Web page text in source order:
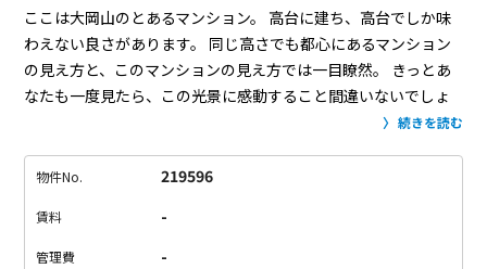
ここは大岡山のとあるマンション。
高台に建ち、高台でしか味
わえない良さがあります。
同じ高さでも都心にあるマンション
の見え方と、このマンションの見え方では一目瞭然。
きっとあ
なたも一度見たら、この光景に感動すること間違いないでしょ
共用部にも風が吹き抜ける構造になっていて、爽やかな空
ンが主役の1LDK。
キッチンは奥行きもあり、ハイチェアを置け
ね…しかもキッチンから見える、この景色！
ンがちょっとお邪魔ですが、隙間からの景色を楽しみましょ
続きを読む
物件No. 219596
賃料 -
管理費 -